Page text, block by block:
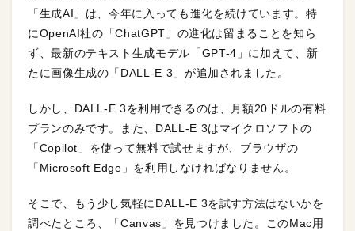
「生成AI」は、今年に入っても進化を続けています。特
にOpenAI社の「ChatGPT」の進化は留まることを知ら
ず、最新のテキスト生成モデル「GPT-4」に加えて、新
たに画像生成の「DALL-E 3」が追加されました。
しかし、DALL-E 3を利用できるのは、月額20ドルの有料
プランのみです。また、DALL-E 3はマイクロソフトの
「Copilot」を使って無料で試せますが、ブラウザの
「Microsoft Edge」を利用しなければなりません。
そこで、もう少し気軽にDALL-E 3を試す方法はないかを
調べたところ、「Canvas」を見つけました。このMac用